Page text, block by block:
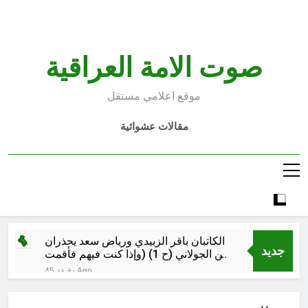
صوت الامة العراقية
موقع اعلامي مستقل
مقالات عشوائية
جديد
الكاتبان باقر الزبيدي ورياض سعد يحذران
من الجولاني (ح 1) (وإذا كنت فيهم فأقمت
لهم الصلاة فلتقم طائفة منهم معك
وليأخذوا أٍسلحتهم)
45 دقيقة Ago